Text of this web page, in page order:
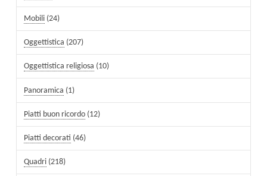
Mobili (24)
Oggettistica (207)
Oggettistica religiosa (10)
Panoramica (1)
Piatti buon ricordo (12)
Piatti decorati (46)
Quadri (218)